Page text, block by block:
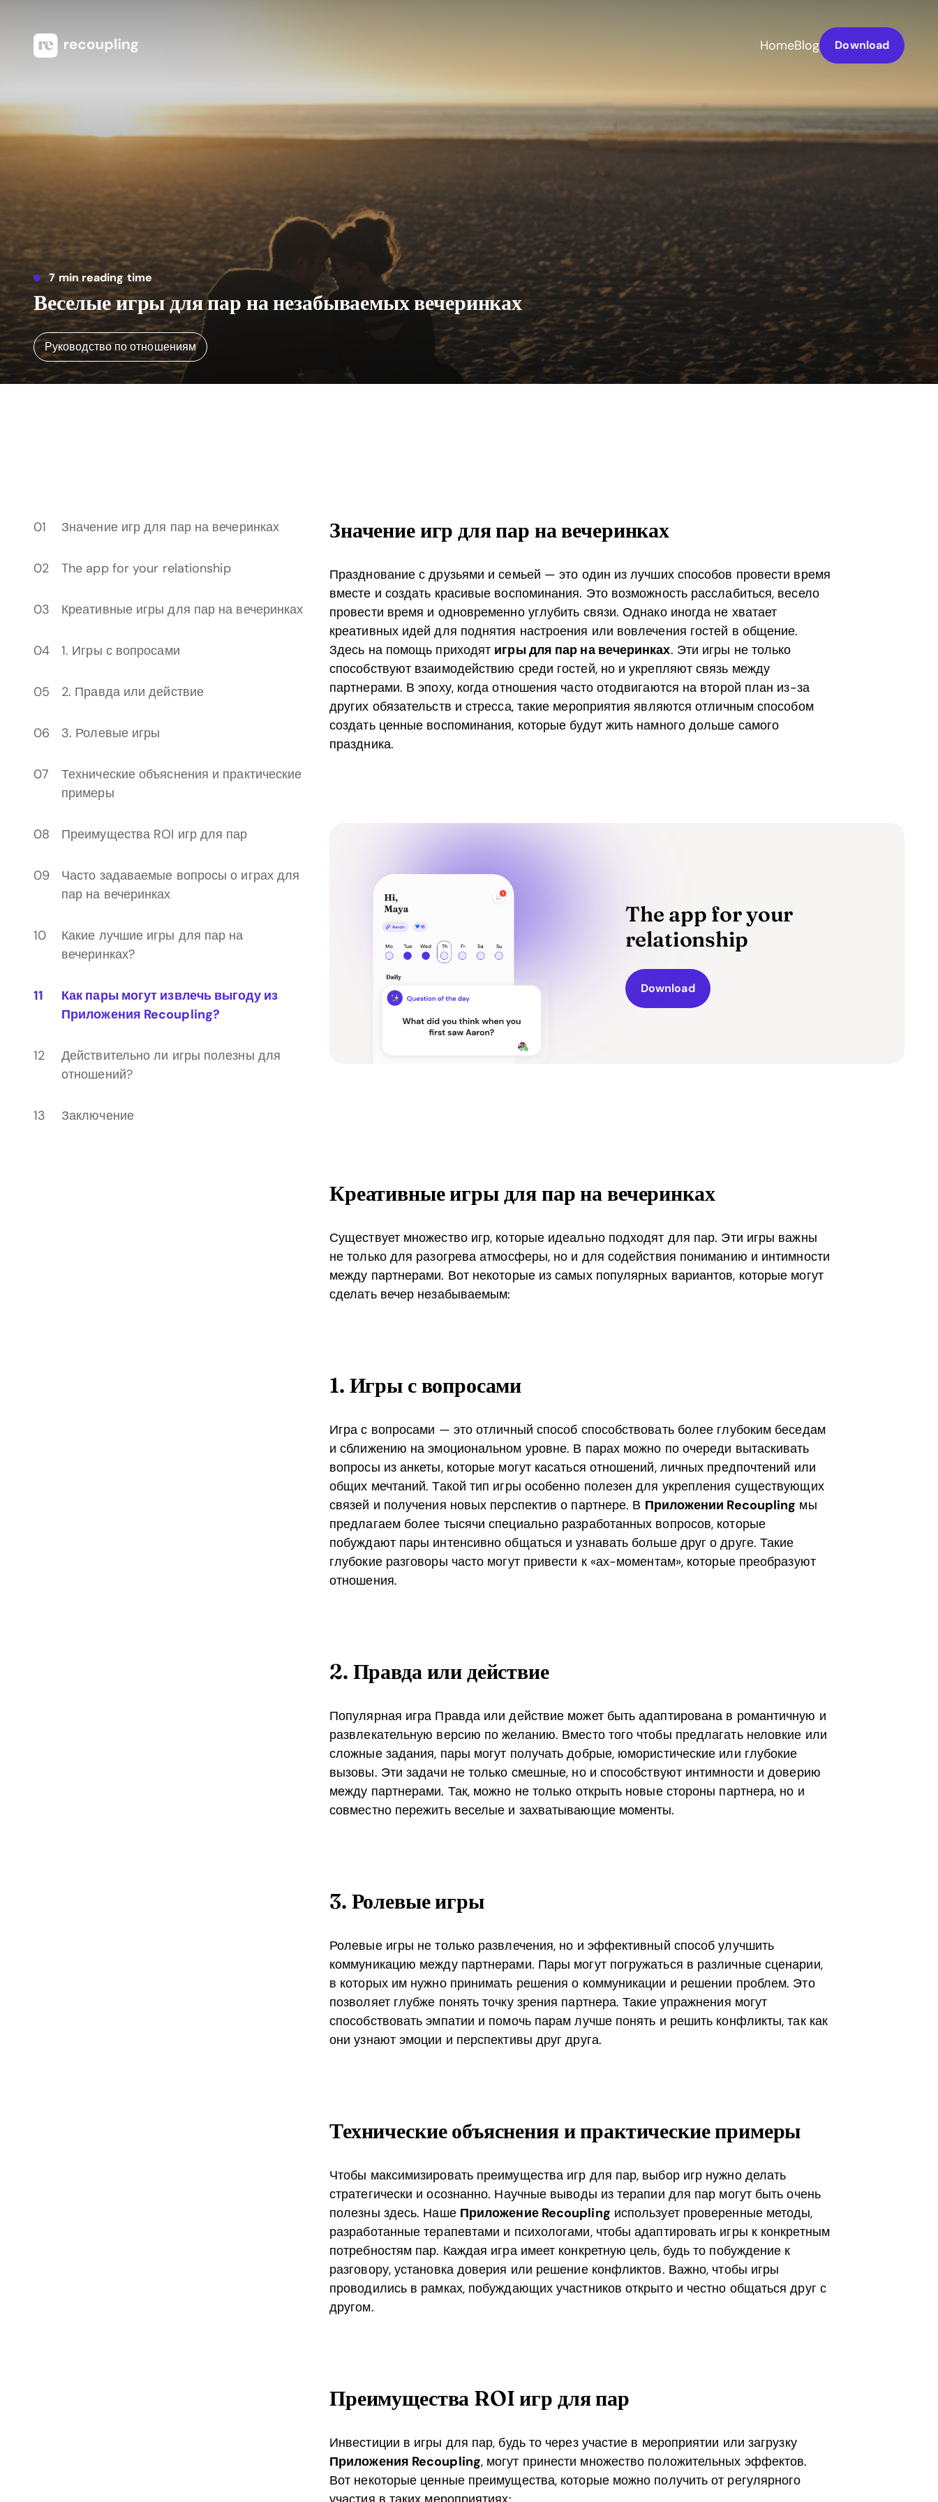
HomeBlog Download
7 min reading time
Веселые игры для пар на незабываемых вечеринках
Руководство по отношениям
Значение игр для пар на вечеринках
The app for your relationship
Креативные игры для пар на вечеринках
1. Игры с вопросами
2. Правда или действие
3. Ролевые игры
Технические объяснения и практические
примеры
Преимущества ROI игр для пар
Часто задаваемые вопросы о играх для
пар на вечеринках
Какие лучшие игры для пар на
вечеринках?
Как пары могут извлечь выгоду из
Приложения Recoupling?
Действительно ли игры полезны для
отношений?
Заключение
Значение игр для пар на вечеринках
Празднование с друзьями и семьей — это один из лучших способов провести время
вместе и создать красивые воспоминания. Это возможность расслабиться, весело
провести время и одновременно углубить связи. Однако иногда не хватает
креативных идей для поднятия настроения или вовлечения гостей в общение.
Здесь на помощь приходят игры для пар на вечеринках. Эти игры не только
способствуют взаимодействию среди гостей, но и укрепляют связь между
партнерами. В эпоху, когда отношения часто отодвигаются на второй план из-за
других обязательств и стресса, такие мероприятия являются отличным способом
создать ценные воспоминания, которые будут жить намного дольше самого
праздника.
The app for your
relationship
Download
Креативные игры для пар на вечеринках
Существует множество игр, которые идеально подходят для пар. Эти игры важны
не только для разогрева атмосферы, но и для содействия пониманию и интимности
между партнерами. Вот некоторые из самых популярных вариантов, которые могут
сделать вечер незабываемым:
1. Игры с вопросами
Игра с вопросами — это отличный способ способствовать более глубоким беседам
и сближению на эмоциональном уровне. В парах можно по очереди вытаскивать
вопросы из анкеты, которые могут касаться отношений, личных предпочтений или
общих мечтаний. Такой тип игры особенно полезен для укрепления существующих
связей и получения новых перспектив о партнере. В Приложении Recoupling мы
предлагаем более тысячи специально разработанных вопросов, которые
побуждают пары интенсивно общаться и узнавать больше друг о друге. Такие
глубокие разговоры часто могут привести к «ах-моментам», которые преобразуют
отношения.
2. Правда или действие
Популярная игра Правда или действие может быть адаптирована в романтичную и
развлекательную версию по желанию. Вместо того чтобы предлагать неловкие или
сложные задания, пары могут получать добрые, юмористические или глубокие
вызовы. Эти задачи не только смешные, но и способствуют интимности и доверию
между партнерами. Так, можно не только открыть новые стороны партнера, но и
совместно пережить веселые и захватывающие моменты.
3. Ролевые игры
Ролевые игры не только развлечения, но и эффективный способ улучшить
коммуникацию между партнерами. Пары могут погружаться в различные сценарии,
в которых им нужно принимать решения о коммуникации и решении проблем. Это
позволяет глубже понять точку зрения партнера. Такие упражнения могут
способствовать эмпатии и помочь парам лучше понять и решить конфликты, так как
они узнают эмоции и перспективы друг друга.
Технические объяснения и практические примеры
Чтобы максимизировать преимущества игр для пар, выбор игр нужно делать
стратегически и осознанно. Научные выводы из терапии для пар могут быть очень
полезны здесь. Наше Приложение Recoupling использует проверенные методы,
разработанные терапевтами и психологами, чтобы адаптировать игры к конкретным
потребностям пар. Каждая игра имеет конкретную цель, будь то побуждение к
разговору, установка доверия или решение конфликтов. Важно, чтобы игры
проводились в рамках, побуждающих участников открыто и честно общаться друг с
другом.
Преимущества ROI игр для пар
Инвестиции в игры для пар, будь то через участие в мероприятии или загрузку
Приложения Recoupling, могут принести множество положительных эффектов.
Вот некоторые ценные преимущества, которые можно получить от регулярного